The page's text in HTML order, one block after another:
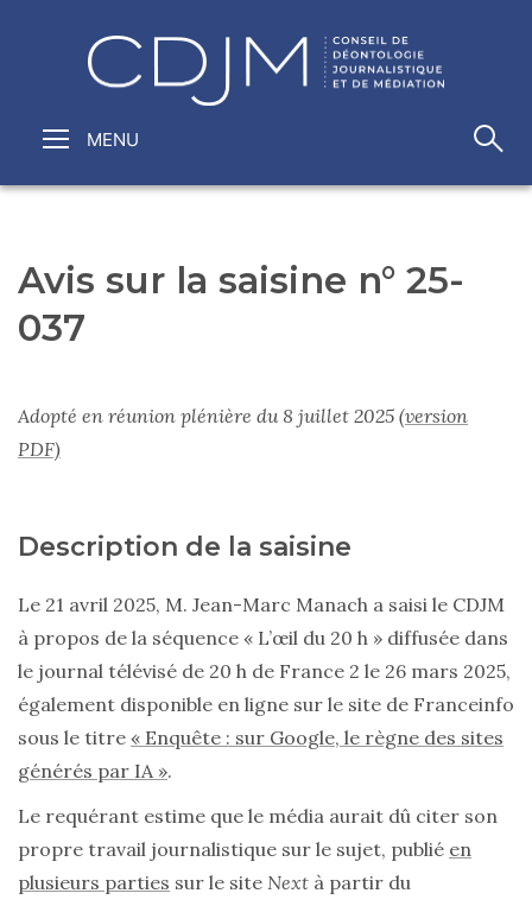
Avis sur la saisine n° 25-
037
Adopté en réunion plénière du 8 juillet 2025 (version
PDF)
Description de la saisine
Le 21 avril 2025, M. Jean-Marc Manach a saisi le CDJM
à propos de la séquence « L’œil du 20 h » diffusée dans
le journal télévisé de 20 h de France 2 le 26 mars 2025,
également disponible en ligne sur le site de Franceinfo
sous le titre « Enquête : sur Google, le règne des sites
générés par IA ».
Le requérant estime que le média aurait dû citer son
propre travail journalistique sur le sujet, publié en
plusieurs parties sur le site Next à partir du